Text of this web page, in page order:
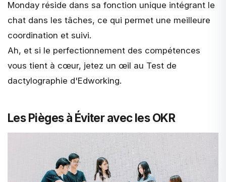
Monday réside dans sa fonction unique intégrant le
chat dans les tâches, ce qui permet une meilleure
coordination et suivi.
Ah, et si le perfectionnement des compétences
vous tient à cœur, jetez un œil au Test de
dactylographie d'Edworking.
Les Pièges à Éviter avec les OKR